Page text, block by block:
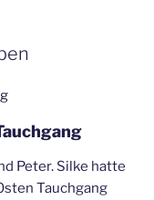
Peter. Silke hatte
Tauchgang